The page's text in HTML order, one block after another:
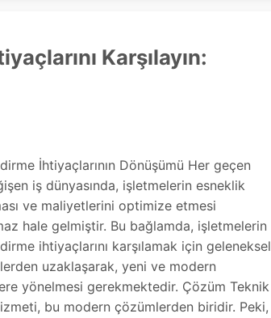
Karşılayın:
İhtiyaçlarının Dönüşümü Her geçen
iş dünyasında, işletmelerin esneklik
ve maliyetlerini optimize etmesi
hale gelmiştir. Bu bağlamda, işletmelerin
ihtiyaçlarını karşılamak için geleneksel
uzaklaşarak, yeni ve modern
yönelmesi gerekmektedir. Çözüm Teknik
bu modern çözümlerden biridir. Peki,